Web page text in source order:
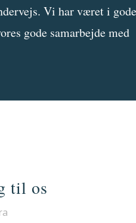
Vi har været i gode
gode samarbejde med
til os